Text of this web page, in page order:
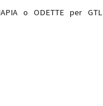
o ODETTE per GTL